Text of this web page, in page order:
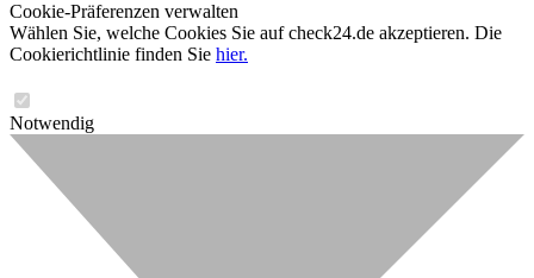
Cookie-Präferenzen verwalten
Wählen Sie, welche Cookies Sie auf check24.de akzeptieren. Die
Cookierichtlinie finden Sie hier.
Notwendig